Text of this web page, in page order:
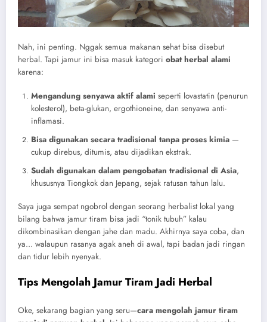
Nah, ini penting. Nggak semua makanan sehat bisa disebut
herbal. Tapi jamur ini bisa masuk kategori obat herbal alami
karena:
Mengandung senyawa aktif alami seperti lovastatin (penurun
kolesterol), beta-glukan, ergothioneine, dan senyawa anti-
inflamasi.
Bisa digunakan secara tradisional tanpa proses kimia —
cukup direbus, ditumis, atau dijadikan ekstrak.
Sudah digunakan dalam pengobatan tradisional di Asia,
khususnya Tiongkok dan Jepang, sejak ratusan tahun lalu.
Saya juga sempat ngobrol dengan seorang herbalist lokal yang
bilang bahwa jamur tiram bisa jadi “tonik tubuh” kalau
dikombinasikan dengan jahe dan madu. Akhirnya saya coba, dan
ya… walaupun rasanya agak aneh di awal, tapi badan jadi ringan
dan tidur lebih nyenyak.
Tips Mengolah Jamur Tiram Jadi Herbal
Oke, sekarang bagian yang seru—cara mengolah jamur tiram